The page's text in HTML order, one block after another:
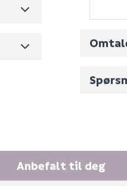
Anbefalt til deg